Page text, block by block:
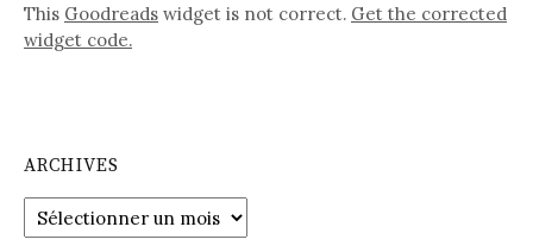
This Goodreads widget is not correct. Get the corrected
widget code.
ARCHIVES
Archives